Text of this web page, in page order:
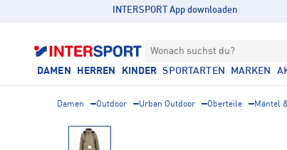
INTERSPORT App downloaden
Wonach suchst du?
DAMEN HERREN KINDER SPORTARTEN MARKEN
Damen Outdoor Urban Outdoor Oberteile Mäntel